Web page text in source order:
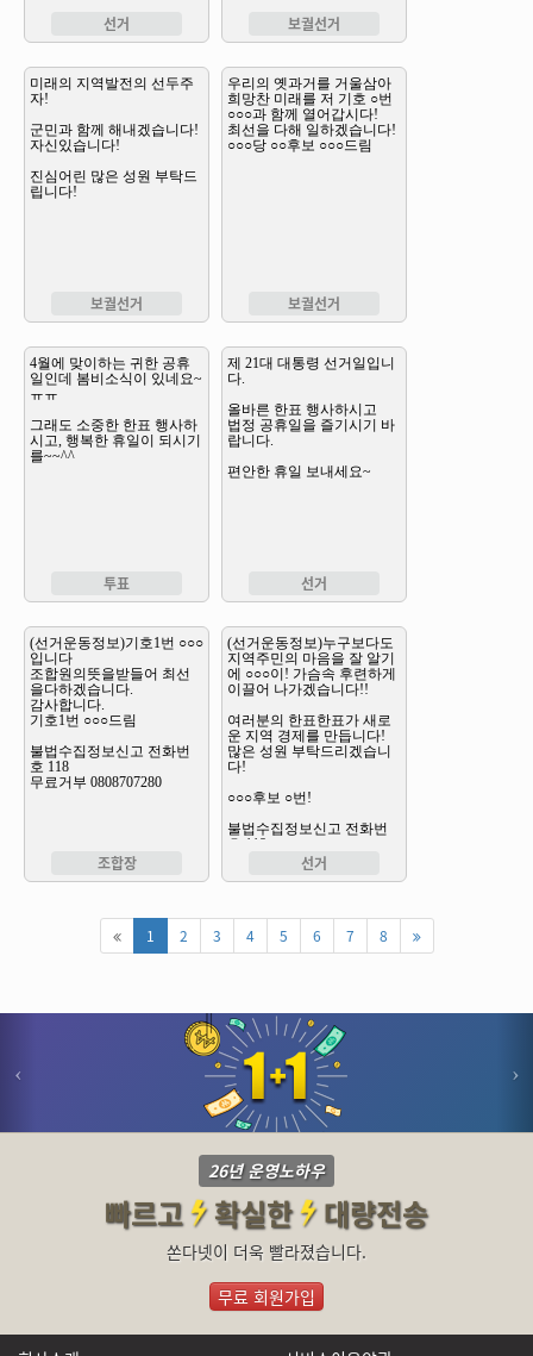
선거 보궐선거
보궐선거 보궐선거
투표 선거
조합장 선거
1 2 3 4 5 6 7 8
26년 운영노하우
빠르고 확실한 대량전송
쏜다넷이 더욱 빨라졌습니다.
무료 회원가입